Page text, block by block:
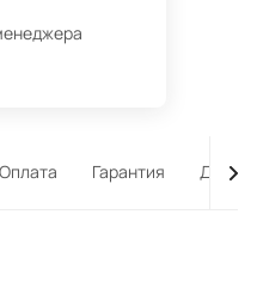
Оплата Гарантия